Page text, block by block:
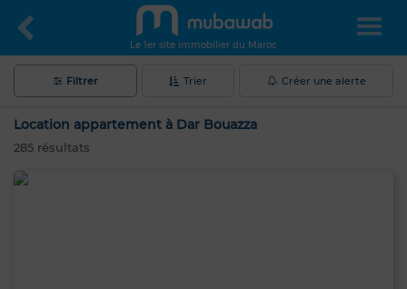
Le 1er site immobilier du Maroc
Filtrer Trier Créer une alerte
Location appartement à Dar Bouazza
285 résultats